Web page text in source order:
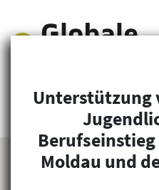
Arbeitsgemeinschaft
Humanitäre Hilfe
Unterstützung
Moldau und